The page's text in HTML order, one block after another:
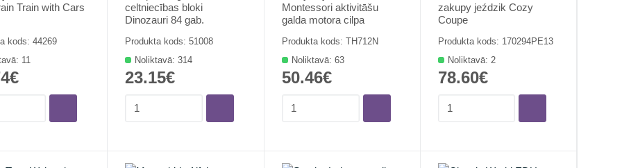
Train with Cars
kods: 44269
11
celtniecības bloki
Dinozauri 84 gab.
Produkta kods: 51008
Noliktavā: 314
23.15€
Montessori aktivitāšu
galda motora cilpa
Produkta kods: TH712N
Noliktavā: 63
50.46€
zakupy jeździk Cozy
Coupe
Produkta kods: 170294PE13
Noliktavā: 2
78.60€